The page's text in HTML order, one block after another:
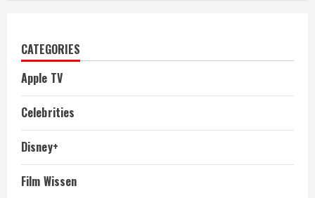
CATEGORIES
Apple TV
Celebrities
Disney+
Film Wissen